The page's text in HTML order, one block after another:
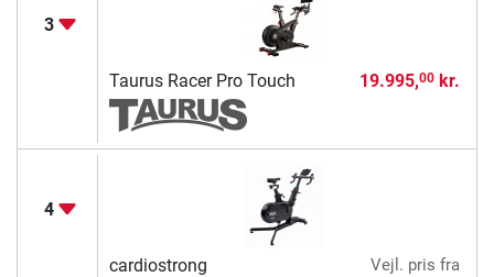
3
Taurus Racer Pro Touch 19.995,00kr.
4
cardiostrong
Vejl. pris fra